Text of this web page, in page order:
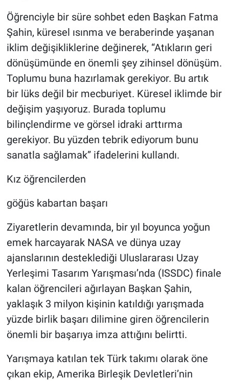
Öğrenciyle bir süre sohbet eden Başkan Fatma
Şahin, küresel ısınma ve beraberinde yaşanan
iklim değişikliklerine değinerek, “Atıkların geri
dönüşümünde en önemli şey zihinsel dönüşüm.
Toplumu buna hazırlamak gerekiyor. Bu artık
bir lüks değil bir mecburiyet. Küresel iklimde bir
değişim yaşıyoruz. Burada toplumu
bilinçlendirme ve görsel idraki arttırma
gerekiyor. Bu yüzden tebrik ediyorum bunu
sanatla sağlamak” ifadelerini kullandı.
Kız öğrencilerden
göğüs kabartan başarı
Ziyaretlerin devamında, bir yıl boyunca yoğun
emek harcayarak NASA ve dünya uzay
ajanslarının desteklediği Uluslararası Uzay
Yerleşimi Tasarım Yarışması’nda (ISSDC) finale
kalan öğrencileri ağırlayan Başkan Şahin,
yaklaşık 3 milyon kişinin katıldığı yarışmada
yüzde birlik başarı dilimine giren öğrencilerin
önemli bir başarıya imza attığını belirtti.
Yarışmaya katılan tek Türk takımı olarak öne
çıkan ekip, Amerika Birleşik Devletleri’nin